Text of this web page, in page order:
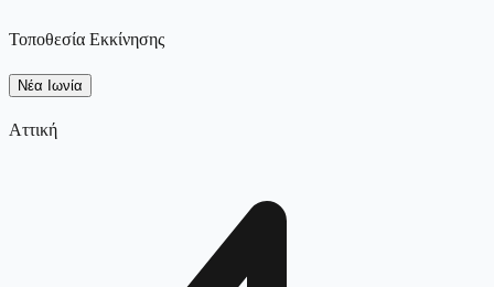
Τοποθεσία Εκκίνησης
Νέα Ιωνία
Αττική